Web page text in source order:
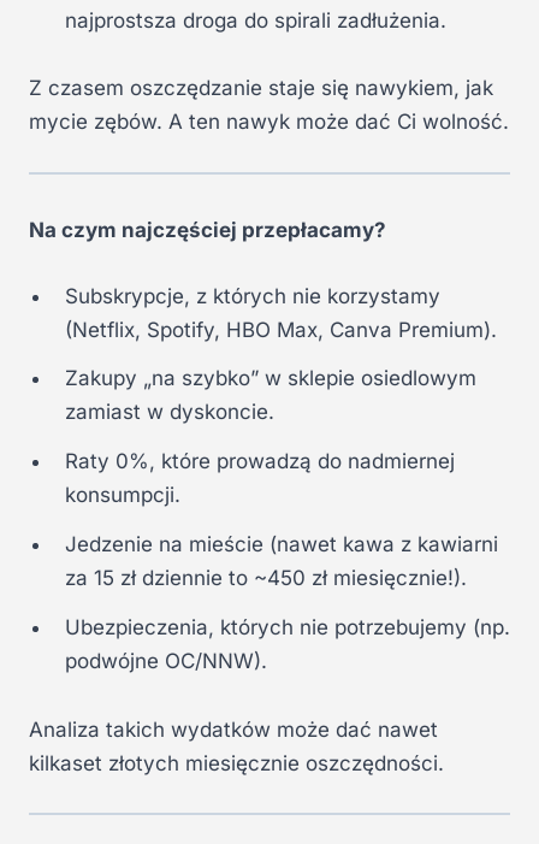
najprostsza droga do spirali zadłużenia.
Z czasem oszczędzanie staje się nawykiem, jak
mycie zębów. A ten nawyk może dać Ci wolność.
Na czym najczęściej przepłacamy?
Subskrypcje, z których nie korzystamy
(Netflix, Spotify, HBO Max, Canva Premium).
Zakupy „na szybko” w sklepie osiedlowym
zamiast w dyskoncie.
Raty 0%, które prowadzą do nadmiernej
konsumpcji.
Jedzenie na mieście (nawet kawa z kawiarni
za 15 zł dziennie to ~450 zł miesięcznie!).
Ubezpieczenia, których nie potrzebujemy (np.
podwójne OC/NNW).
Analiza takich wydatków może dać nawet
kilkaset złotych miesięcznie oszczędności.